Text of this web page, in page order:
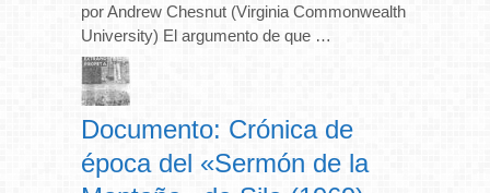
por Andrew Chesnut (Virginia Commonwealth
University) El argumento de que …
Documento: Crónica de
época del «Sermón de la